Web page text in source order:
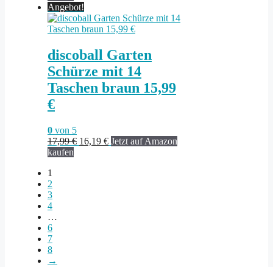
war:
60,00 €51,80 €.
Angebot!
discoball Garten
Schürze mit 14
Taschen braun 15,99
€
0 von 5
17,99€ Ursprünglicher
16,19 €Aktueller
Jetzt auf Amazon
kaufen
1
2
3
4
…
6
7
8
→